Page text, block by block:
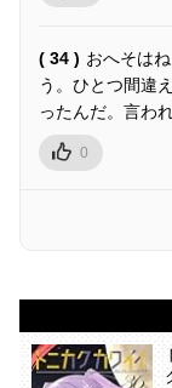
( 34 ) おへそは
う。ひとつ間違
ったんだ。言わ
0